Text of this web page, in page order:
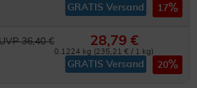
GRATIS Versand 17
36,40 € 28,79 €
0.1224 kg (235,21 € / 1 kg)
GRATIS Versand 20